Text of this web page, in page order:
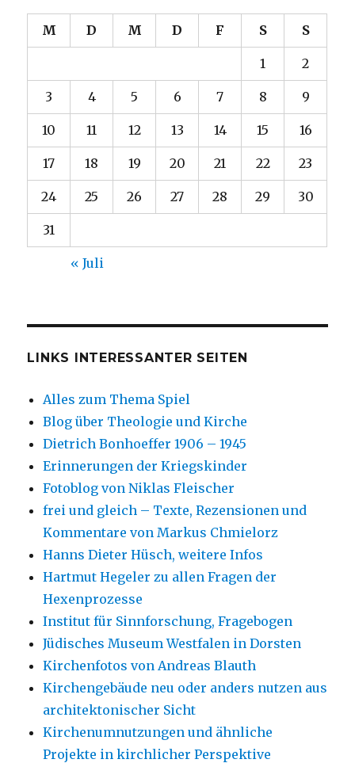
M D M D F S S
1 2
3 4 5 6 7 8 9
10 11 12 13 14 15 16
17 18 19 20 21 22 23
24 25 26 27 28 29 30
31
« Juli
LINKS INTERESSANTER SEITEN
Alles zum Thema Spiel
Blog über Theologie und Kirche
Dietrich Bonhoeffer 1906 – 1945
Erinnerungen der Kriegskinder
Fotoblog von Niklas Fleischer
frei und gleich – Texte, Rezensionen und
Kommentare von Markus Chmielorz
Hanns Dieter Hüsch, weitere Infos
Hartmut Hegeler zu allen Fragen der
Hexenprozesse
Institut für Sinnforschung, Fragebogen
Jüdisches Museum Westfalen in Dorsten
Kirchenfotos von Andreas Blauth
Kirchengebäude neu oder anders nutzen aus
architektonischer Sicht
Kirchenumnutzungen und ähnliche
Projekte in kirchlicher Perspektive